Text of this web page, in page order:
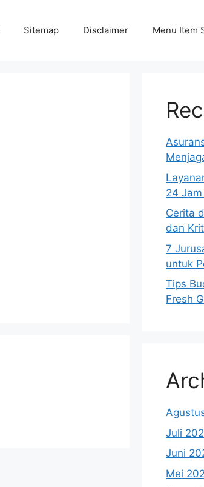
Sitemap Disclaimer Menu Item
24
Cerita
dan
7
untuk
Tips
Fresh
Juli
Juni
Mei